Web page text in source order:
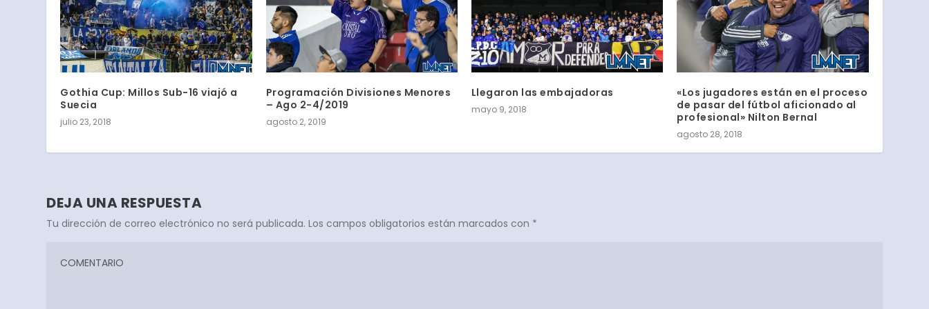
Gothia Cup: Millos Sub-16 viajó a
Suecia
julio 23, 2018
Programación Divisiones Menores
– Ago 2-4/2019
agosto 2, 2019
Llegaron las embajadoras
mayo 9, 2018
«Los jugadores están en el proceso
de pasar del fútbol aficionado al
profesional» Nilton Bernal
agosto 28, 2018
DEJA UNA RESPUESTA
Tu dirección de correo electrónico no será publicada. Los campos obligatorios están marcados con *